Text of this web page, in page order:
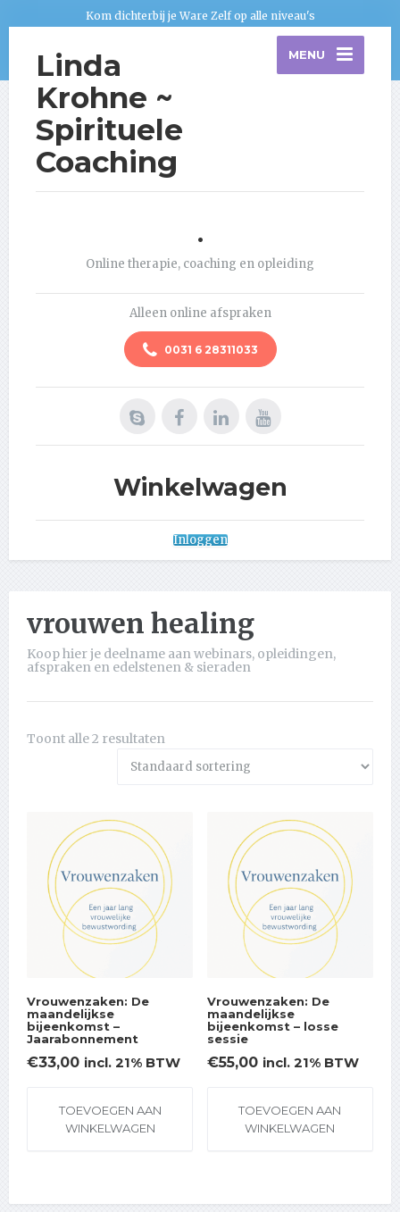
Kom dichterbij je Ware Zelf op alle niveau's
Linda
Krohne ~
Spirituele
Coaching
MENU
.
Online therapie, coaching en opleiding
Alleen online afspraken
0031 6 28311033
Winkelwagen
Inloggen
vrouwen healing
Koop hier je deelname aan webinars, opleidingen,
afspraken en edelstenen & sieraden
Toont alle 2 resultaten
Vrouwenzaken: De
maandelijkse
bijeenkomst –
Jaarabonnement
€33,00 incl. 21% BTW
TOEVOEGEN AAN
WINKELWAGEN
Vrouwenzaken: De
maandelijkse
bijeenkomst – losse
sessie
€55,00 incl. 21% BTW
TOEVOEGEN AAN
WINKELWAGEN